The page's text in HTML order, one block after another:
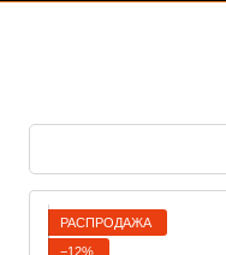
РАСПРОДАЖА
−12%